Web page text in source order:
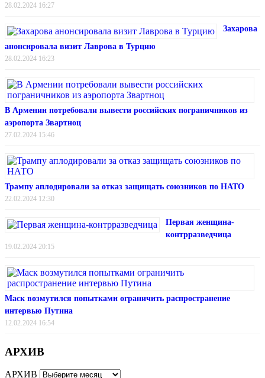
28.02.2024 16:27
Захарова
анонсировала визит Лаврова в Турцию
28.02.2024 16:23
В Армении потребовали вывести российских пограничников из
аэропорта Звартноц
27.02.2024 15:46
Трампу аплодировали за отказ защищать союзников по НАТО
22.02.2024 12:30
Первая женщина-
контрразведчица
19.02.2024 20:15
Маск возмутился попытками ограничить распространение
интервью Путина
12.02.2024 16:54
АРХИВ
АРХИВ